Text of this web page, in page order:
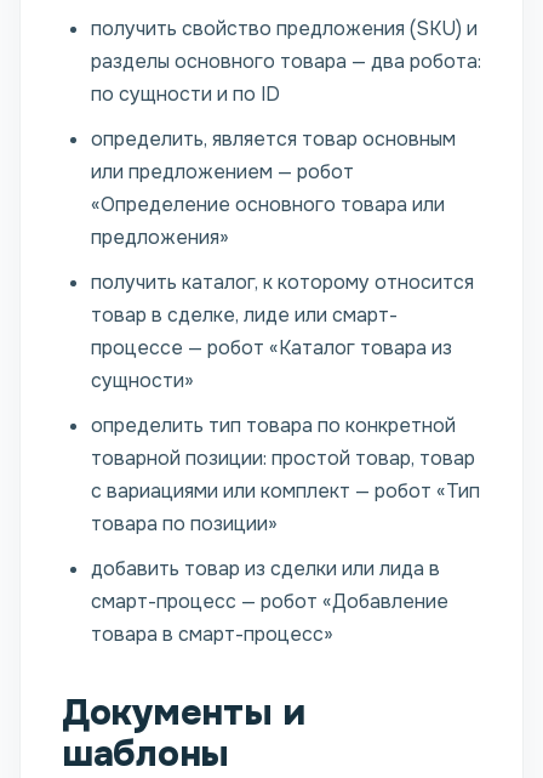
получить свойство предложения (SKU) и
разделы основного товара — два робота:
по сущности и по ID
определить, является товар основным
или предложением — робот
«Определение основного товара или
предложения»
получить каталог, к которому относится
товар в сделке, лиде или смарт-
процессе — робот «Каталог товара из
сущности»
определить тип товара по конкретной
товарной позиции: простой товар, товар
с вариациями или комплект — робот «Тип
товара по позиции»
добавить товар из сделки или лида в
смарт-процесс — робот «Добавление
товара в смарт-процесс»
Документы и
шаблоны